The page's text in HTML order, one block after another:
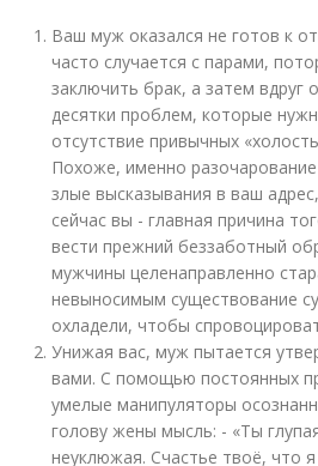
Ваш муж оказался не готов к
часто случается с парами,
заключить брак, а затем
десятки проблем, которые
отсутствие привычных
Похоже, именно разочарование
злые высказывания в ваш
сейчас вы - главная причина
вести прежний беззаботный
мужчины целенаправленно
невыносимым существование
охладели, чтобы
Унижая вас, муж пытается
вами. С помощью постоянных
умелые манипуляторы
голову жены мысль: - «Ты
неуклюжая. Счастье твоё, что